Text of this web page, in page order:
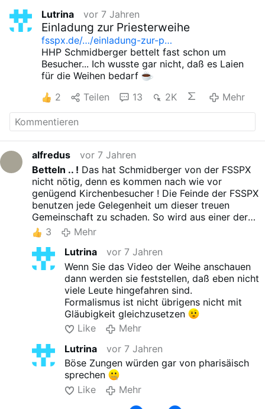
Lutrina vor 7 Jahren
Einladung zur Priesterweihe
fsspx.de/…/einladung-zur-p…
HHP Schmidberger bettelt fast schon um
Besucher... Ich wusste gar nicht, daß es Laien
für die Weihen bedarf
2
Teilen 13 2K Mehr
alfredus
vor 7 Jahren
Betteln .. ! Das hat Schmidberger von der FSSPX
nicht nötig, denn es kommen nach wie vor
genügend Kirchenbesucher ! Die Feinde der FSSPX
benutzen jede Gelegenheit um dieser treuen
Gemeinschaft zu schaden. So wird aus einer der
wichtigenEinladungen
Gläubigkeit der FSSPX-Anhänger, kann sich so
mancher Christ ein Stück abschneiden !
3
Mehr
Lutrina
vor 7 Jahren
Wenn Sie das Video der Weihe anschauen
dann werden sie feststellen, daß eben nicht
viele Leute hingefahren sind.
Formalismus ist nicht übrigens nicht mit
Gläubigkeit gleichzusetzen
Like
Mehr
Lutrina
vor 7 Jahren
Böse Zungen würden gar von pharisäisch
sprechen
Like
Mehr